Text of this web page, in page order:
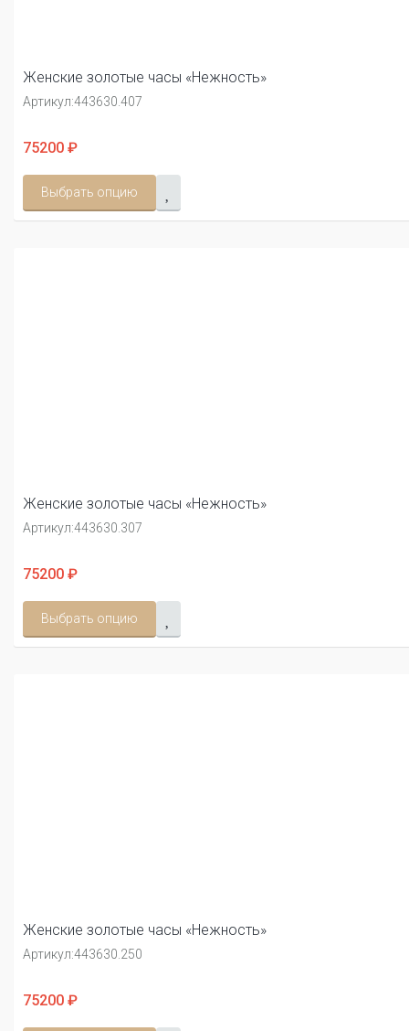
Женские золотые часы «Нежность»
Артикул:443630.407
75200 ₽
Выбрать опцию
Женские золотые часы «Нежность»
Артикул:443630.307
75200 ₽
Выбрать опцию
Женские золотые часы «Нежность»
Артикул:443630.250
75200 ₽